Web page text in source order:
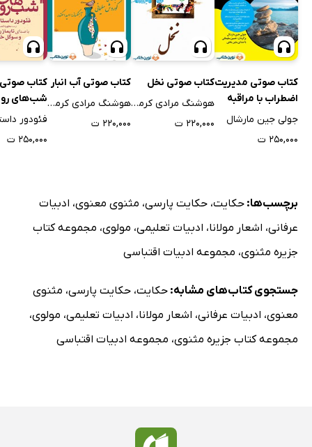
کتاب صوتی مدیریت
اضطراب با مراقبه
جولی جین مارشال
۲۵۰,۰۰۰ ت
کتاب صوتی نخل
هوشنگ مرادی کرمانی
۲۲۰,۰۰۰ ت
کتاب صوتی آب انبار
هوشنگ مرادی کرمانی
۲۲۰,۰۰۰ ت
کتاب صوتی
شب‌های
۲۵۰,۰۰۰ ت
برچسب‌ها: حکایت، حکایت پارسی، مثنوی معنوی، ادبیات
عرفانی، اشعار مولانا، ادبیات تعلیمی، مولوی، مجموعه کتاب
جزیره مثنوی، مجموعه ادبیات اقتباسی
جستجوی کتاب‌های مشابه: حکایت، حکایت پارسی، مثنوی
معنوی، ادبیات عرفانی، اشعار مولانا، ادبیات تعلیمی، مولوی،
مجموعه کتاب جزیره مثنوی، مجموعه ادبیات اقتباسی